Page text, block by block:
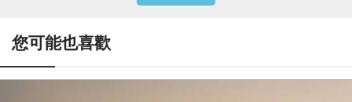
您可能也喜歡